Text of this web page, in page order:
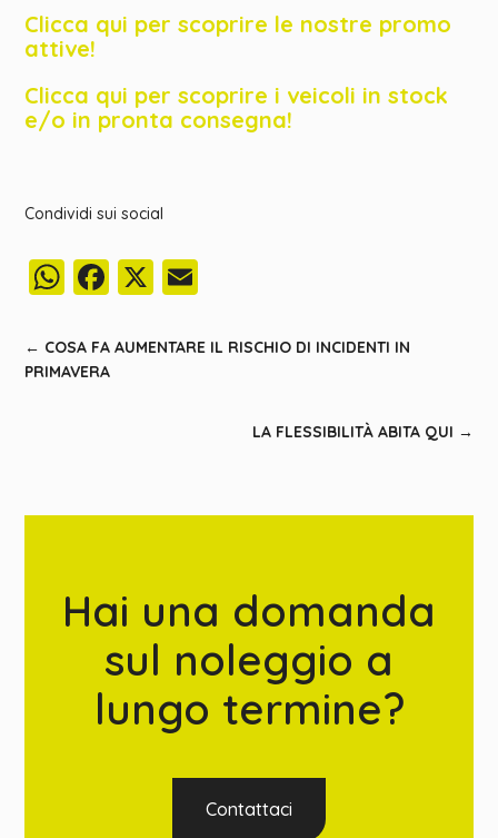
Clicca qui per scoprire le nostre promo
attive!
Clicca qui per scoprire i veicoli in stock
e/o in pronta consegna!
Condividi sui social
WhatsApp
Facebook
X
← COSA FA AUMENTARE IL RISCHIO DI INCIDENTI IN
PRIMAVERA
LA FLESSIBILITÀ ABITA QUI →
Hai una domanda
sul noleggio a
lungo termine?
Contattaci